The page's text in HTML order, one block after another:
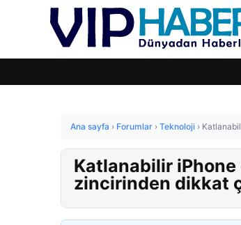
Ana sayfa › Forumlar › Teknoloji ›
Katlanabilir
zincirinden dikkat